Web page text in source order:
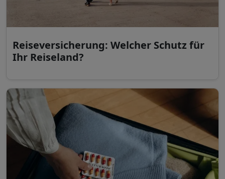
Reiseversicherung: Welcher Schutz für
Ihr Reiseland?